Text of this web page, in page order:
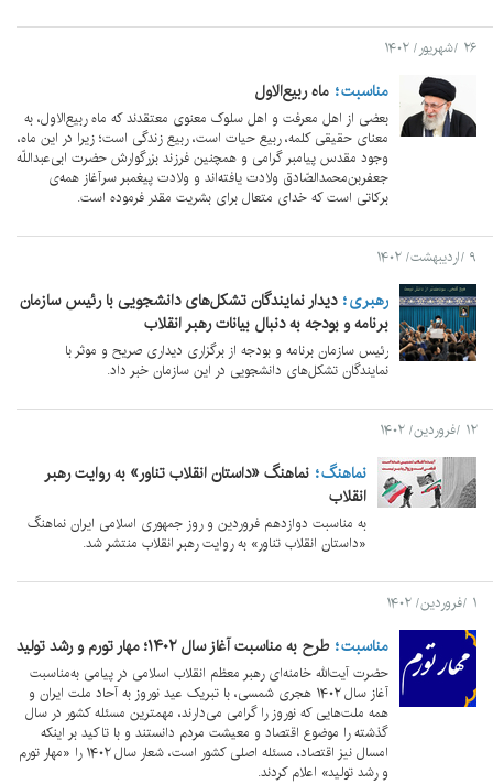
۲۶ /شهریور/ ۱۴۰۲
مناسبت ماه ربیع‌الاول
بعضی از اهل معرفت و اهل سلوک معنوی معتقدند که ماه ربیع‌الاول، به
معنای حقیقی کلمه، ربیع حیات است، ربیع زندگی است؛ زیرا در این ماه،
وجود مقدس پیامبر گرامی و همچنین فرزند بزرگوارش حضرت ابی‌عبداللّه
جعفربن‌محمدالصّادق ولادت یافته‌اند و ولادت پیغمبر سرآغاز همه‌ی
برکاتی است که خدای متعال برای بشریت مقدر فرموده است.
۹ /اردیبهشت/ ۱۴۰۲
رهبری دیدار نمایندگان تشکل‌های دانشجویی با رئیس سازمان
برنامه و بودجه به دنبال بیانات رهبر انقلاب
رئیس سازمان برنامه و بودجه از برگزاری دیداری صریح و موثر با
نمایندگان تشکل‌های دانشجویی در این سازمان خبر داد.
۱۲ /فروردین/ ۱۴۰۲
نماهنگ نماهنگ «داستان انقلاب تناور» به روایت رهبر
انقلاب
به مناسبت دوازدهم فروردین و روز جمهوری اسلامی ایران نماهنگ
«داستان انقلاب تناور» به روایت رهبر انقلاب منتشر شد.
۱ /فروردین/ ۱۴۰۲
مناسبت طرح به مناسبت آغاز سال ۱۴۰۲؛ مهار تورم و رشد تولید
حضرت آیت‌الله خامنه‌ای رهبر معظم انقلاب اسلامی در پیامی به‌مناسبت
آغاز سال ۱۴۰۲ هجری شمسی، با تبریک عید نوروز به آحاد ملت ایران و
همه ملت‌هایی که نوروز را گرامی می‌دارند، مهمترین مسئله کشور در سال
گذشته را موضوع اقتصاد و معیشت مردم دانستند و با تاکید بر اینکه
امسال نیز اقتصاد، مسئله اصلی کشور است، شعار سال ۱۴۰۲ را «مهار تورم
و رشد تولید» اعلام کردند.